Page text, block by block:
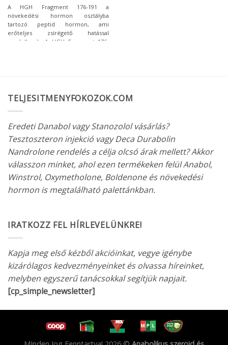
A HGH Fragment 176-191 a
növekedési hormon osztályba
tartozó peptid hormon, ami
erőteljes zsírégető hatással
rendelkezik. A HGH Fragment 176-
TELJESITMENYFOKOZOK.COM
Eredeti Danabol vagy Stanozolol vásárlás?
Tesztoszteron injekció vagy Deca Durabolin
Nandrolone rendelés a célja olcsó árak mellett? Akkor
válasszon minket, ahol ezen termékeken felül Anabol,
Winstrol, Oxymetholone, Boldenone és növekedési
hormon is megtalálható palettánkban.
IRATKOZZ FEL HÍRLEVELÜNKRE!
Kapja meg első kézből akcióinkat, vegye igénybe
kizárólagos kedvezményeinket és olvassa híreinket,
melyben egyszerű tanácsokkal segítjük napjait.
[cp_simple_newsletter]